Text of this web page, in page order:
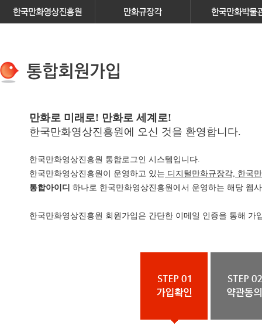
만화로 미래로! 만화로 세계로!
한국만화영상진흥원에 오신 것을 환영합니다.
한국만화영상진흥원 통합로그인 시스템입니다.
한국만화영상진흥원이 운영하고 있는 디지털만화규장각, 한국
통합아이디 하나로 한국만화영상진흥원에서 운영하는 해당 웹
한국만화영상진흥원 회원가입은 간단한 이메일 인증을 통해 가